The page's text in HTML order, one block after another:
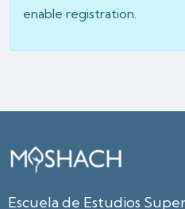
enable registration.
Escuela de Estudios